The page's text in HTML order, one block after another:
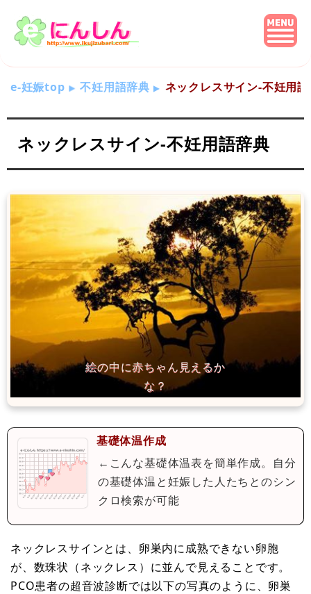
e-妊娠top 不妊用語辞典 ネックレスサイン-不妊用
ネックレスサイン-不妊用語辞典
基礎体温作成
←こんな基礎体温表を簡単作成。自分
の基礎体温と妊娠した人たちとのシン
クロ検索が可能
ネックレスサインとは、卵巣内に成熟できない卵胞
が、数珠状（ネックレス）に並んで見えることです。
PCO患者の超音波診断では以下の写真のように、卵巣